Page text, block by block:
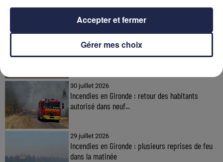
À LA UNE
31 juillet 2026
Incendie de Saumos : une météo nocturne
favorable
30 juillet 2026
Incendies en Gironde : retour des habitants
autorisé dans neuf...
29 juillet 2026
Incendies en Gironde : plusieurs reprises de feu
dans la matinée
Gérer mes choix
Accepter et fermer